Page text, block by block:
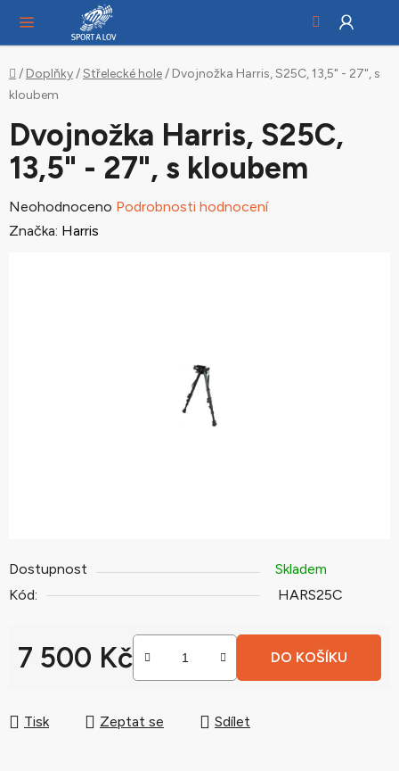
obsah
Domů
/ Doplňky/Střelecké hole/ Dvojnožka Harris, S25C, 13,5" - 27", s
kloubem
Dostupnost
Skladem
Kód:
HARS25C
7 500 Kč DO KOŠÍKU
Tisk Zeptat se Sdílet
Dvojnožka Harris, S25C,
13,5" - 27", s kloubem
Průměrné
hodnocení
Neohodnoceno Podrobnosti hodnocení
Značka: Harris